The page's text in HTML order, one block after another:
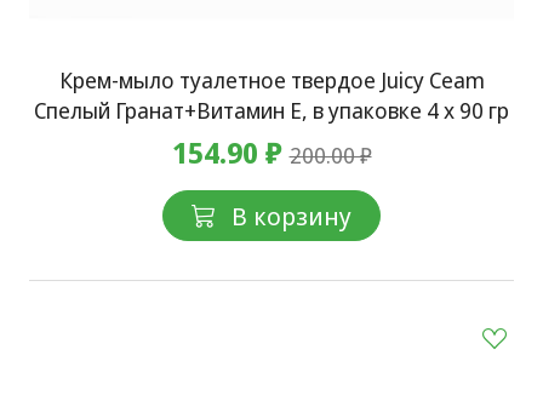
Крем-мыло туалетное твердое Juicy Ceam
Спелый Гранат+Витамин Е, в упаковке 4 х 90 гр
154.90 ₽200.00 ₽
В корзину